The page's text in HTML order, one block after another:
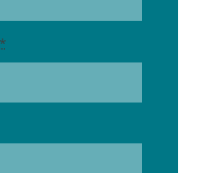
*